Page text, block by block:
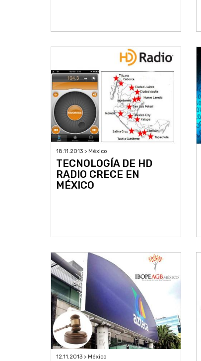
18.11.2013 > México
TECNOLOGÍA DE HD
RADIO CRECE EN
MÉXICO
12.11.2013 > México